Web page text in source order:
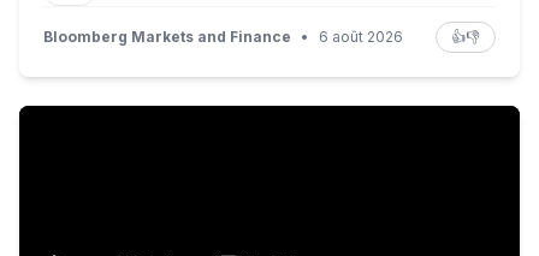
Bloomberg Markets and Finance • 6 août 2026 👍👎
'Academics believed Jason Arday had a different